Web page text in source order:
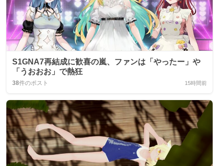
S1GNA7再結成に歓喜の嵐、ファンは「やったー」や
「うおおお」で熱狂
38件のポスト 15時間前